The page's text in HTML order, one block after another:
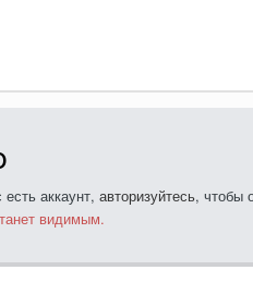
аккаунт, авторизуйтесь, чтобы
видимым.